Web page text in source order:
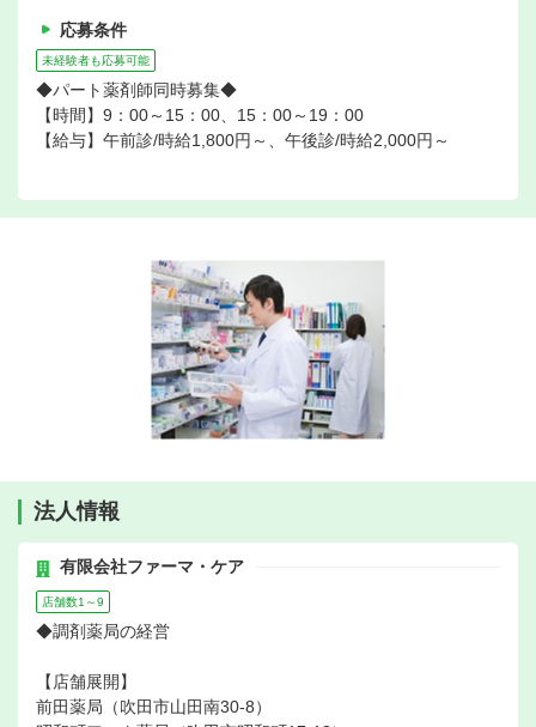
応募条件
未経験者も応募可能
◆パート薬剤師同時募集◆
【時間】9：00～15：00、15：00～19：00
【給与】午前診/時給1,800円～、午後診/時給2,000円～
法人情報
有限会社ファーマ・ケア
店舗数1～9
◆調剤薬局の経営
【店舗展開】
前田薬局（吹田市山田南30-8）